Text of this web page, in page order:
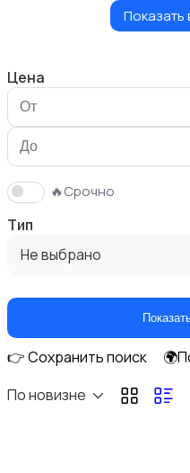
Измельчение и
Климатическая техника
Показать
Цена
🔥Срочно
Тип
Не выбрано
👉 Сохранить поиск
По новизне